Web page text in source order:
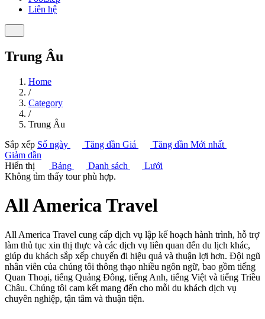
Liên hệ
Trung Âu
Home
/
Category
/
Trung Âu
Sắp xếp Số ngày Tăng dần Giá Tăng dần Mới nhất
Giảm dần
Hiển thị
Bảng Danh sách
Lưới
Không tìm thấy tour phù hợp.
All America Travel
All America Travel cung cấp dịch vụ lập kế hoạch hành trình, hỗ trợ
làm thủ tục xin thị thực và các dịch vụ liên quan đến du lịch khác,
giúp du khách sắp xếp chuyến đi hiệu quả và thuận lợi hơn. Đội ngũ
nhân viên của chúng tôi thông thạo nhiều ngôn ngữ, bao gồm tiếng
Quan Thoại, tiếng Quảng Đông, tiếng Anh, tiếng Việt và tiếng Triều
Châu. Chúng tôi cam kết mang đến cho mỗi du khách dịch vụ
chuyên nghiệp, tận tâm và thuận tiện.